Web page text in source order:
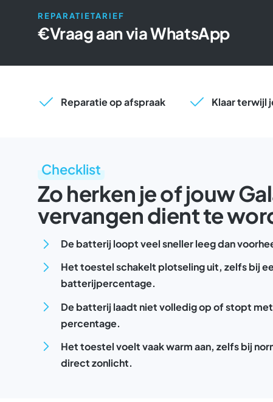
REPARATIETARIEF
€Vraag aan via WhatsApp
Reparatie op afspraak Klaar terwijl
Checklist
Zo herken je of jouw
vervangen dient te
De batterij loopt veel sneller leeg dan
Het toestel schakelt plotseling uit, zelfs bij
batterijpercentage.
De batterij laadt niet volledig op of stopt
percentage.
Het toestel voelt vaak warm aan, zelfs bij
direct zonlicht.